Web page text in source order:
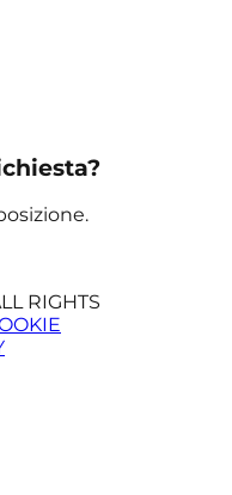
RIGHTS